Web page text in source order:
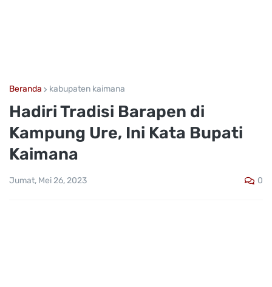
Beranda kabupaten kaimana
Hadiri Tradisi Barapen di
Kampung Ure, Ini Kata Bupati
Kaimana
Jumat, Mei 26, 2023 0